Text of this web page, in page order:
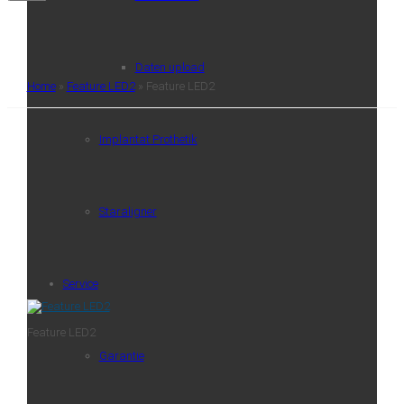
Daten upload
Implantat Prothetik
Staraligner
Service
Garantie
Home» Feature LED2» Feature LED2
Feature LED2